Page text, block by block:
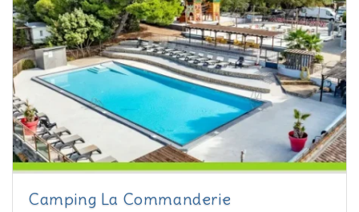
Camping La Commanderie